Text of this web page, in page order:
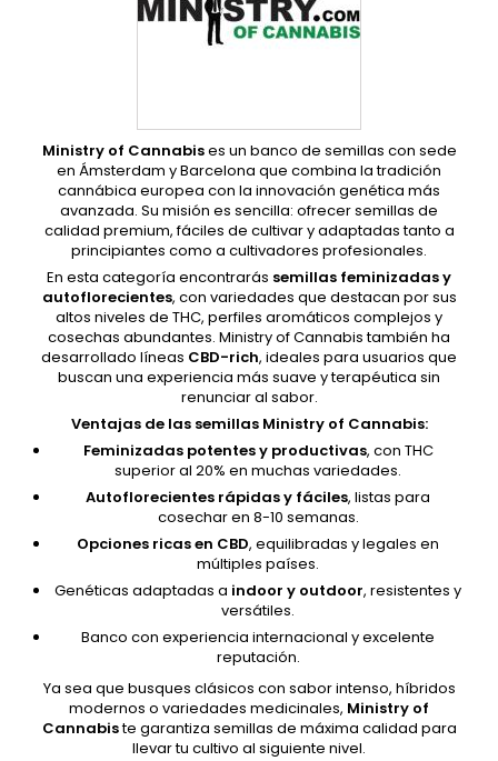
Ministry of Cannabises un banco de semillas con sede
en Ámsterdam y Barcelona que combina la tradición
cannábica europea con la innovación genética más
avanzada. Su misión es sencilla: ofrecer semillas de
calidad premium, fáciles de cultivar y adaptadas tanto a
principiantes como a cultivadores profesionales.
En esta categoría encontrarás semillas feminizadas y
autoflorecientes, con variedades que destacan por sus
altos niveles de THC, perfiles aromáticos complejos y
cosechas abundantes. Ministry of Cannabis también ha
desarrollado líneas CBD-rich, ideales para usuarios que
buscan una experiencia más suave y terapéutica sin
renunciar al sabor.
Ventajas de las semillas Ministry of Cannabis:
Feminizadas potentes y productivas, con THC
superior al 20% en muchas variedades.
Autoflorecientes rápidas y fáciles, listas para
cosechar en 8-10 semanas.
Opciones ricas en CBD, equilibradas y legales en
múltiples países.
Genéticas adaptadas a indoor y outdoor, resistentes y
versátiles.
Banco con experiencia internacional y excelente
reputación.
Ya sea que busques clásicos con sabor intenso, híbridos
modernos o variedades medicinales, Ministry of
Cannabiste garantiza semillas de máxima calidad para
llevar tu cultivo al siguiente nivel.